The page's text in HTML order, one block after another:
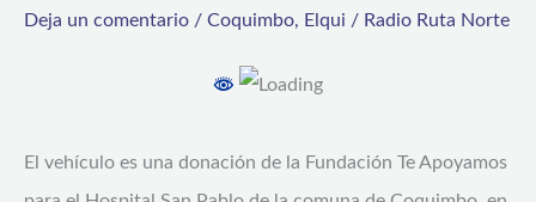
Deja un comentario / Coquimbo, Elqui / Radio Ruta Norte
El vehículo es una donación de la Fundación Te Apoyamos
traslado
de